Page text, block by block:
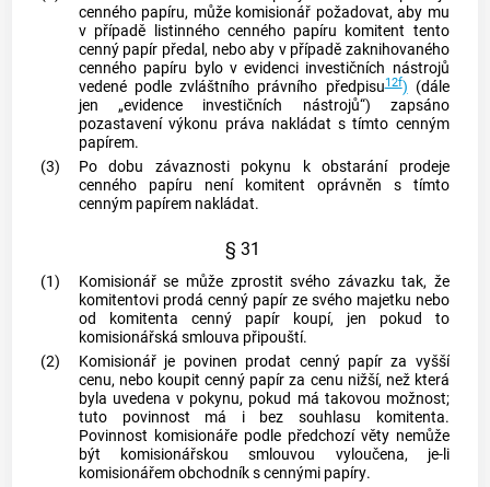
cenného papíru, může komisionář požadovat, aby mu
v případě listinného cenného papíru komitent tento
cenný papír předal, nebo aby v případě zaknihovaného
cenného papíru bylo v evidenci investičních nástrojů
vedené podle zvláštního právního předpisu12f) (dále
jen „evidence investičních nástrojů“) zapsáno
pozastavení výkonu práva nakládat s tímto cenným
papírem.
(3)
Po dobu závaznosti pokynu k obstarání prodeje
cenného papíru není komitent oprávněn s tímto
cenným papíremnakládat.
§ 31
(1)
Komisionář se může zprostit svého závazku tak, že
komitentovi prodá cenný papírze svého majetku nebo
od komitenta cenný papírkoupí, jen pokud to
komisionářská smlouva připouští.
(2)
Komisionář je povinen prodat cenný papírza vyšší
cenu, nebo koupitcenný papír za cenu nižší, než která
byla uvedena v pokynu, pokud má takovou možnost;
tuto povinnost má i bez souhlasu komitenta.
Povinnost komisionáře podle předchozí věty nemůže
být komisionářskou smlouvou vyloučena, je-li
komisionářem obchodník scennými papíry.